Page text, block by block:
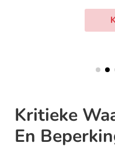
Kritieke
En